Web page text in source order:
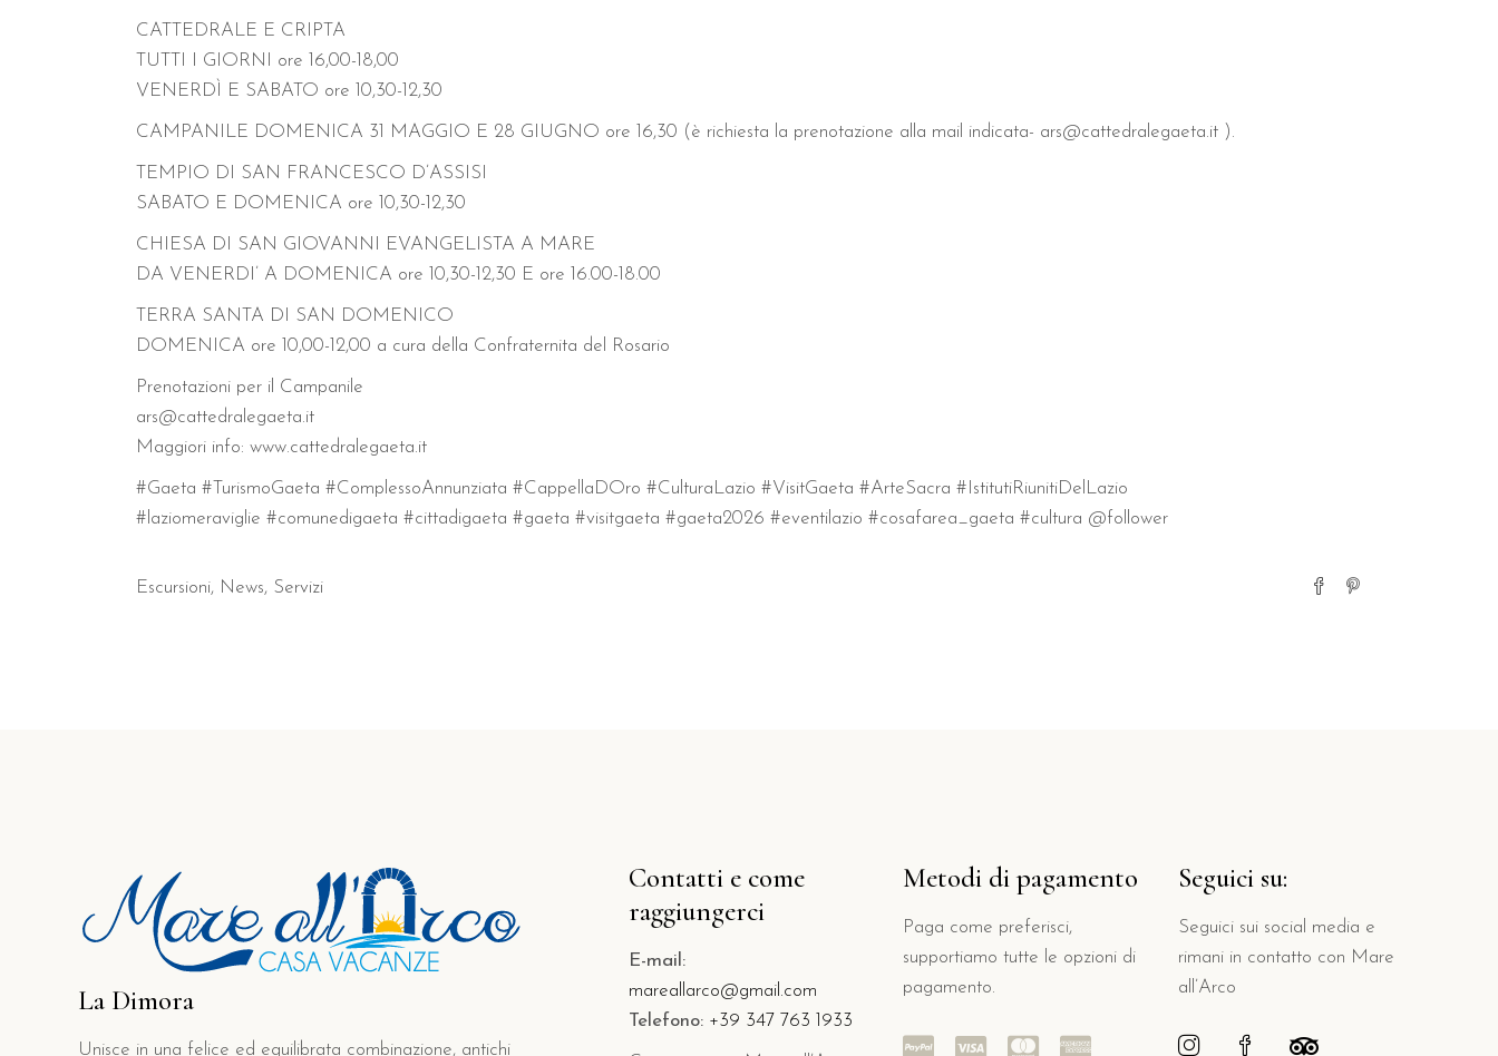
CATTEDRALE E CRIPTA
TUTTI I GIORNI ore 16,00-18,00
VENERDÌ E SABATO ore 10,30-12,30
CAMPANILE DOMENICA 31 MAGGIO E 28 GIUGNO ore 16,30 (è richiesta la prenotazione alla mail indicata- ars@cattedralegaeta.it ).
TEMPIO DI SAN FRANCESCO D’ASSISI
SABATO E DOMENICA ore 10,30-12,30
CHIESA DI SAN GIOVANNI EVANGELISTA A MARE
DA VENERDI’ A DOMENICA ore 10,30-12,30 E ore 16.00-18.00
TERRA SANTA DI SAN DOMENICO
DOMENICA ore 10,00-12,00 a cura della Confraternita del Rosario
Prenotazioni per il Campanile
ars@cattedralegaeta.it
Maggiori info: www.cattedralegaeta.it
#Gaeta #TurismoGaeta #ComplessoAnnunziata #CappellaDOro #CulturaLazio #VisitGaeta #ArteSacra #IstitutiRiunitiDelLazio
#laziomeraviglie #comunedigaeta #cittadigaeta #gaeta #visitgaeta #gaeta2026 #eventilazio #cosafarea_gaeta #cultura @follower
Escursioni, News, Servizi
La Dimora
Unisce in una felice ed equilibrata combinazione, antichi
Contatti e come
raggiungerci
E-mail:
mareallarco@gmail.com
Telefono: +39 347 763 1933
Metodi di pagamento
Paga come preferisci,
supportiamo tutte le opzioni di
pagamento.
Seguici su:
Seguici sui social media e
rimani in contatto con Mare
all’Arco